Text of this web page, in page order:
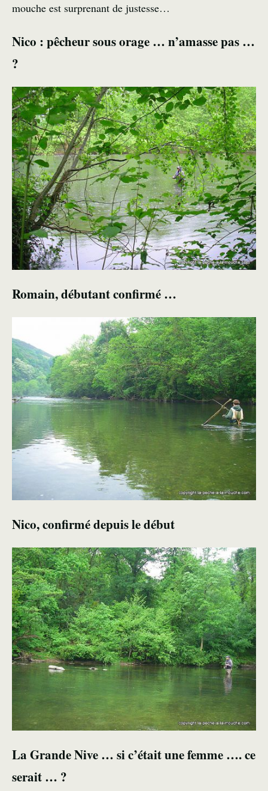
mouche est surprenant de justesse…
Nico : pêcheur sous orage … n’amasse pas …
?
Romain, débutant confirmé …
Nico, confirmé depuis le début
La Grande Nive … si c’était une femme …. ce
serait … ?